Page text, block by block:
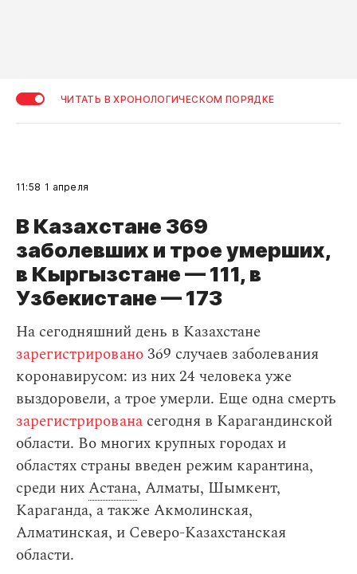
ЧИТАТЬ В ХРОНОЛОГИЧЕСКОМ ПОРЯДКЕ
11:58 1 апреля
В Казахстане 369
заболевших и трое умерших,
в Кыргызстане — 111, в
Узбекистане — 173
На сегодняшний день в Казахстане
зарегистрировано369 случаев заболевания
коронавирусом: из них 24 человека уже
выздоровели, а трое умерли. Еще одна смерть
зарегистрирована сегодня в Карагандинской
области. Во многих крупных городах и
областях страны введен режим карантина,
среди нихАстана, Алматы, Шымкент,
Караганда, а также Акмолинская,
Алматинская, и Северо-Казахстанская
области.